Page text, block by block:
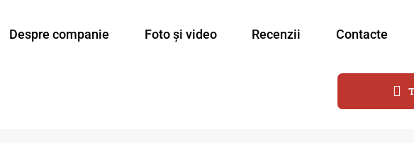
Despre companie Foto și video Recenzii Contacte